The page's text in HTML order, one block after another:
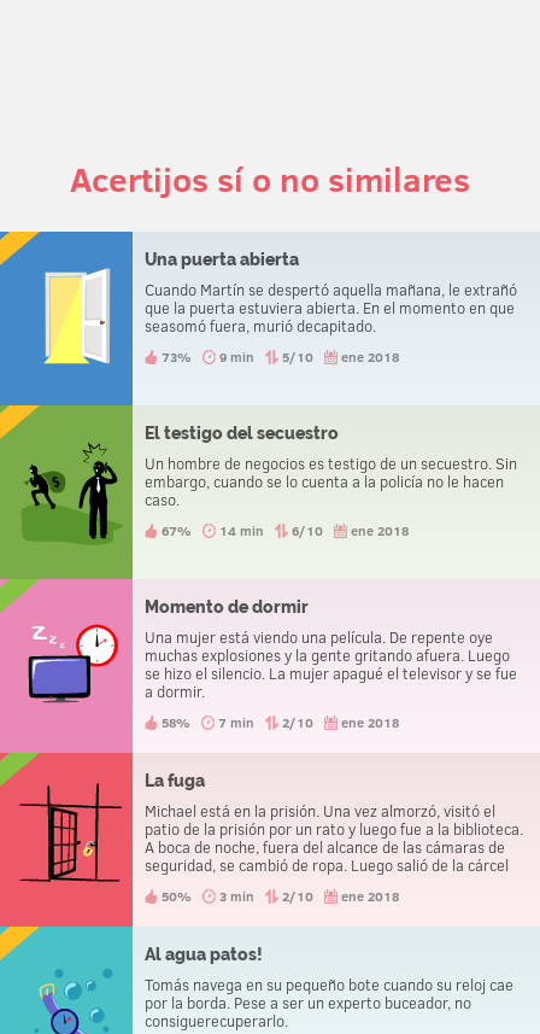
Acertijos sí o no similares
Una puerta abierta
Cuando Martín se despertó aquella mañana, le extrañó
que la puerta estuviera abierta. En el momento en que
seasomó fuera, murió decapitado.
73% 9 min 5/10 ene 2018
El testigo del secuestro
Un hombre de negocios es testigo de un secuestro. Sin
embargo, cuando se lo cuenta a la policía no le hacen
caso.
67% 14 min 6/10 ene 2018
Momento de dormir
Una mujer está viendo una película. De repente oye
muchas explosiones y la gente gritando afuera. Luego
se hizo el silencio. La mujer apagué el televisor y se fue
a dormir.
58% 7 min 2/10 ene 2018
La fuga
Michael está en la prisión. Una vez almorzó, visitó el
patio de la prisión por un rato y luego fue a la biblioteca.
A boca de noche, fuera del alcance de las cámaras de
seguridad, se cambió de ropa. Luego salió de la cárcel
50% 3 min 2/10 ene 2018
Al agua patos!
Tomás navega en su pequeño bote cuando su reloj cae
por la borda. Pese a ser un experto buceador, no
consiguerecuperarlo.